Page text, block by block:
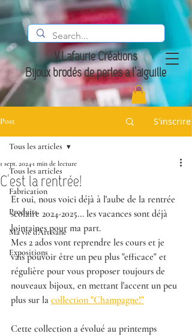
V.Lafaurie Créations
Bijoux brodés de perles à l'aiguille
Post S'inscrire
Tous les articles
Fabrication
Produits
Ma vie d'Artisane
Expositions
Tous les articles
C'est la rentrée!
1 sept. 2024 1 min de lecture
Et oui, nous voici déjà à l'aube de la rentrée
scolaire 2024-2025... les vacances sont déjà
lointaines pour ma part.
Mes 2 ados vont reprendre les cours et je
vais pouvoir être un peu plus "efficace" et
régulière pour vous proposer toujours de
nouveaux bijoux, en mettant l'accent un peu
plus sur la collection "Champagne!"
Cette collection a évolué au printemps